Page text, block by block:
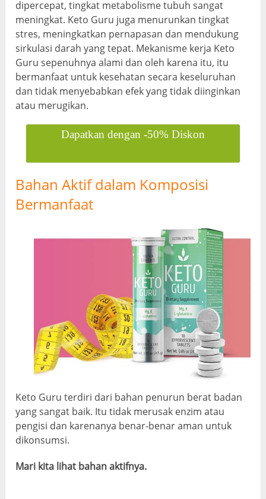
dipercepat, tingkat metabolisme tubuh sangat
meningkat. Keto Guru juga menurunkan tingkat
stres, meningkatkan pernapasan dan mendukung
sirkulasi darah yang tepat. Mekanisme kerja Keto
Guru sepenuhnya alami dan oleh karena itu, itu
bermanfaat untuk kesehatan secara keseluruhan
dan tidak menyebabkan efek yang tidak diinginkan
atau merugikan.
Dapatkan dengan -50% Diskon
Bahan Aktif dalam Komposisi
Bermanfaat
Keto Guru terdiri dari bahan penurun berat badan
yang sangat baik. Itu tidak merusak enzim atau
pengisi dan karenanya benar-benar aman untuk
dikonsumsi.
Mari kita lihat bahan aktifnya.